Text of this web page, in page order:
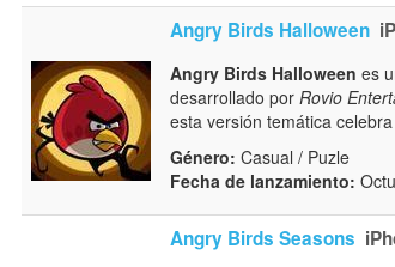
Angry Birds Halloween
Angry Birds Halloween es
desarrollado por Rovio
esta versión temática
Género: Casual / Puzle
Fecha de lanzamiento:
Angry Birds Seasons